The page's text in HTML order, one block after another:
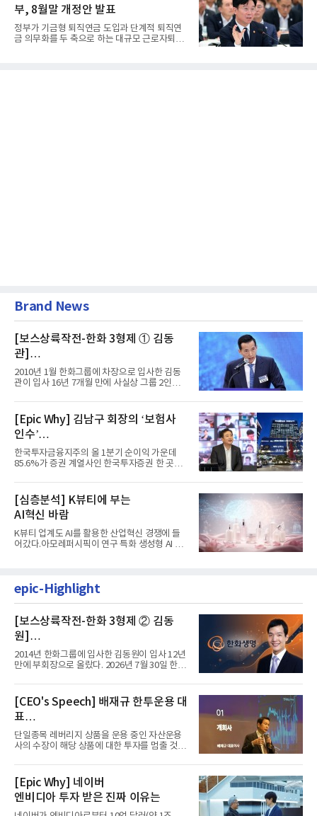
부, 8월말 개정안 발표
정부가 기금형 퇴직연금 도입과 단계적 퇴직연
금 의무화를 두 축으로 하는 대규모 근로자퇴직
Brand News
[보스상륙작전-한화 3형제 ① 김동
관]
입사 16년 만에 수석부회장 … 경영승
계 ‘초읽기’
2010년 1월 한화그룹에 차장으로 입사한 김동
관이 입사 16년 7개월 만에 사실상 그룹 2인자
[Epic Why] 김남구 회장의 ‘보험사
인수’
발걸음이 신중해진 배경은?
한국투자금융지주의 올 1분기 순이익 가운데
85.6%가 증권 계열사인 한국투자증권 한 곳에
[심층분석] K뷰티에 부는
AI혁신 바람
K뷰티 업계도 AI를 활용한 산업혁신 경쟁에 들
어갔다.아모레퍼시픽이 연구 특화 생성형 AI 플
epic-Highlight
[보스상륙작전-한화 3형제 ② 김동
원]
입사 12년 만에 금융계열 수장 등극
2014년 한화그룹에 입사한 김동원이 입사 12년
만에 부회장으로 올랐다. 2026년 7월 30일 한화
[CEO's Speech] 배재규 한투운용 대
표
“개별종목 레버리지 투자 지금이라도
멈춰라”
단일종목 레버리지 상품을 운용 중인 자산운용
사의 수장이 해당 상품에 대한 투자를 멈출 것을
[Epic Why] 네이버
엔비디아 투자 받은 진짜 이유는